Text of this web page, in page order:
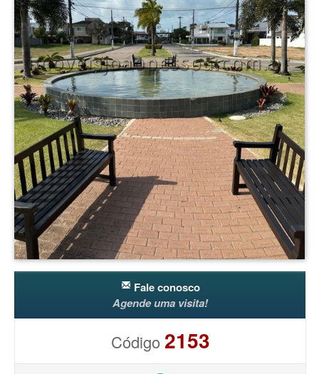
Fale conosco
Agende uma visita!
Código2153